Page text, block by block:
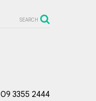
SEARCH
3355 2444